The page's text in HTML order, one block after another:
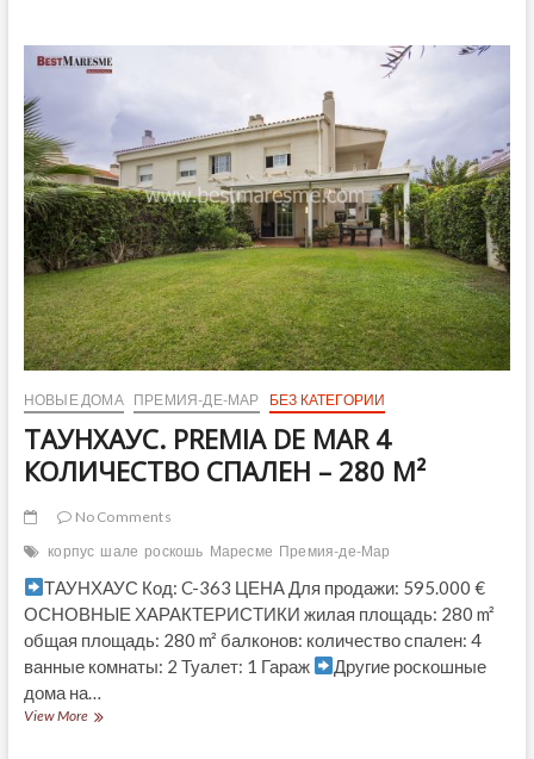
en
perfecto
centro
de
Premià
de
Mar
НОВЫЕ ДОМА ПРЕМИЯ-ДЕ-МАР БЕЗ КАТЕГОРИИ
ТАУНХАУС. PREMIA DE MAR 4
КОЛИЧЕСТВО СПАЛЕН – 280 M²
No Comments
корпус шале роскошь Маресме Премия-де-Мар
ТАУНХАУС Код: C-363 ЦЕНА Для продажи: 595.000 €
ОСНОВНЫЕ ХАРАКТЕРИСТИКИ жилая площадь: 280 m²
общая площадь: 280 m² балконов: количество спален: 4
ванные комнаты: 2 Туалет: 1 Гараж
Другие роскошные
дома на…
View MoreТАУНХАУС.